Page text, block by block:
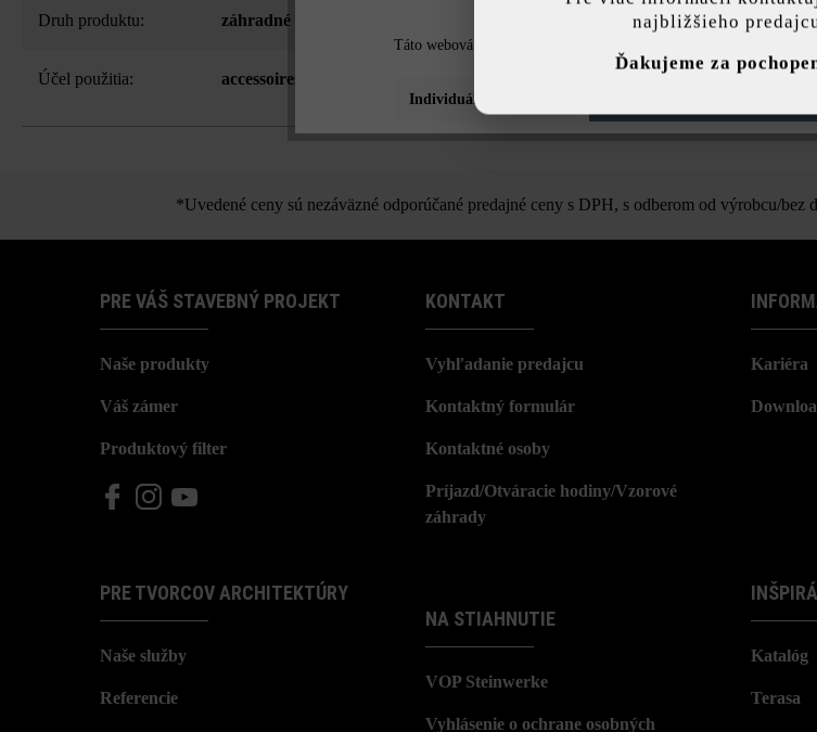
Druh produktu: záhradné svietidlá Farba:
Účel použitia: accessoires od in-lite
*Uvedené ceny sú nezáväzné odporúčané predajné ceny s DPH, s odberom od výrobcu/
PRE VÁŠ STAVEBNÝ PROJEKT
Naše produkty
Váš zámer
Produktový filter
PRE TVORCOV ARCHITEKTÚRY
Naše služby
Referencie
KONTAKT
Vyhľadanie predajcu
Kontaktný formulár
Kontaktné osoby
Príjazd/Otváracie hodiny/Vzorové
záhrady
NA STIAHNUTIE
VOP Steinwerke
Vyhlásenie o ochrane osobných
Kariéra
Katalóg
Terasa
Táto webová stránka používa súbory cookie, aby vám ponúkla
Individuálne nastavenia
najbližšieho
Ďakujeme za